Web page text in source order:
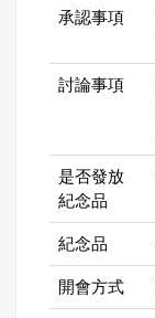
承認事項
討論事項
是否發放
紀念品
紀念品
開會方式